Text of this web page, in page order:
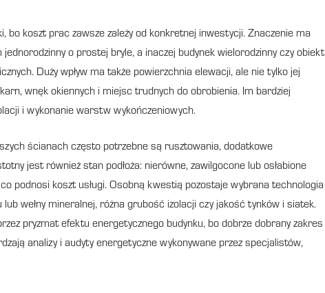
bo koszt prac zawsze zależy od konkretnej inwestycji. Znaczenie ma
o prostej bryle, a inaczej budynek wielorodzinny czy obiekt
Duży wpływ ma także powierzchnia elewacji, ale nie tylko jej
wnęk okiennych i miejsc trudnych do obrobienia. Im bardziej
i wykonanie warstw wykończeniowych.
ścianach często potrzebne są rusztowania, dodatkowe
jest również stan podłoża: nierówne, zawilgocone lub osłabione
podnosi koszt usługi. Osobną kwestią pozostaje wybrana technologia
lub wełny mineralnej, różna grubość izolacji czy jakość tynków i siatek.
pryzmat efektu energetycznego budynku, bo dobrze dobrany zakres
analizy i audyty energetyczne wykonywane przez specjalistów,